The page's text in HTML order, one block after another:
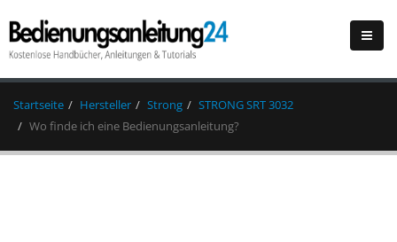
Startseite Hersteller Strong
STRONG SRT 3032
Wo finde ich eine Bedienungsanleitung?